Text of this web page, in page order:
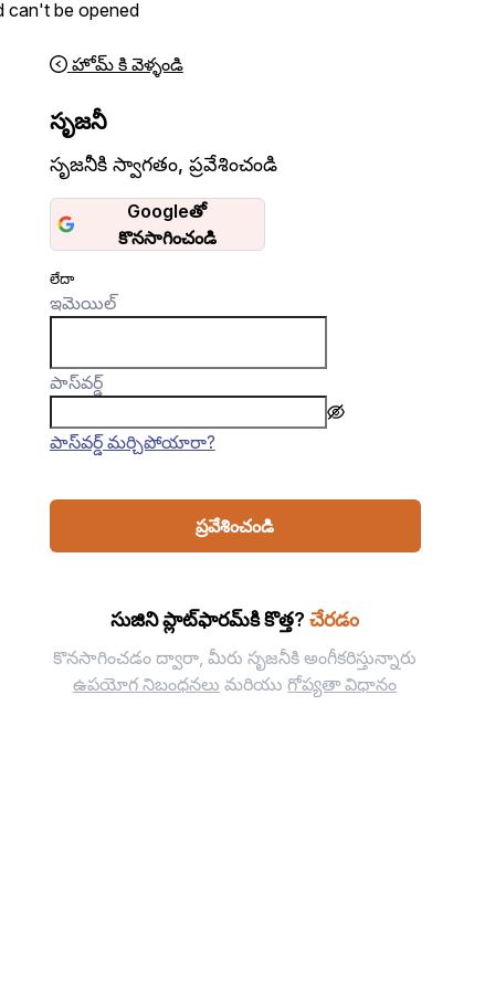
can't be opened
హోమ్ కి వెళ్ళండి
సృజనీ
సృజనీకి స్వాగతం, ప్రవేశించండి
Googleతో
కొనసాగించండి
లేదా
ఇమెయిల్
పాస్‌వర్డ్
పాస్‌వర్డ్ మర్చిపోయారా?
ప్రవేశించండి
సుజిని ప్లాట్‌ఫారమ్‌కి కొత్త? చేరడం
కొనసాగించడం ద్వారా, మీరు సృజనీకి అంగీకరిస్తున్నారు
ఉపయోగ నిబంధనలు మరియు గోప్యతా విధానం